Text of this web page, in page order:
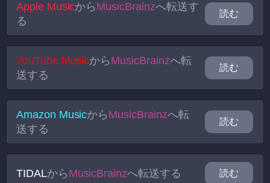
Apple Musicから MusicBrainzへ転送す
る
読む
YouTube Musicから MusicBrainzへ転
送する
読む
Amazon Musicから MusicBrainzへ転
送する
読む
TIDALから MusicBrainzへ転送する 読む